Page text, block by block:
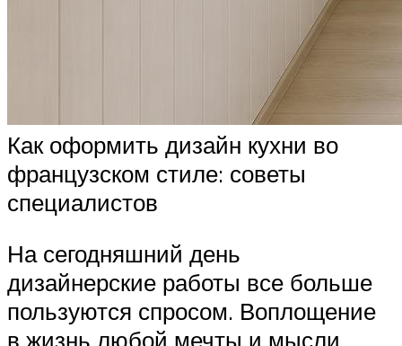
Как оформить дизайн кухни во
французском стиле: советы
специалистов
На сегодняшний день
дизайнерские работы все больше
пользуются спросом. Воплощение
в жизнь любой мечты и мысли